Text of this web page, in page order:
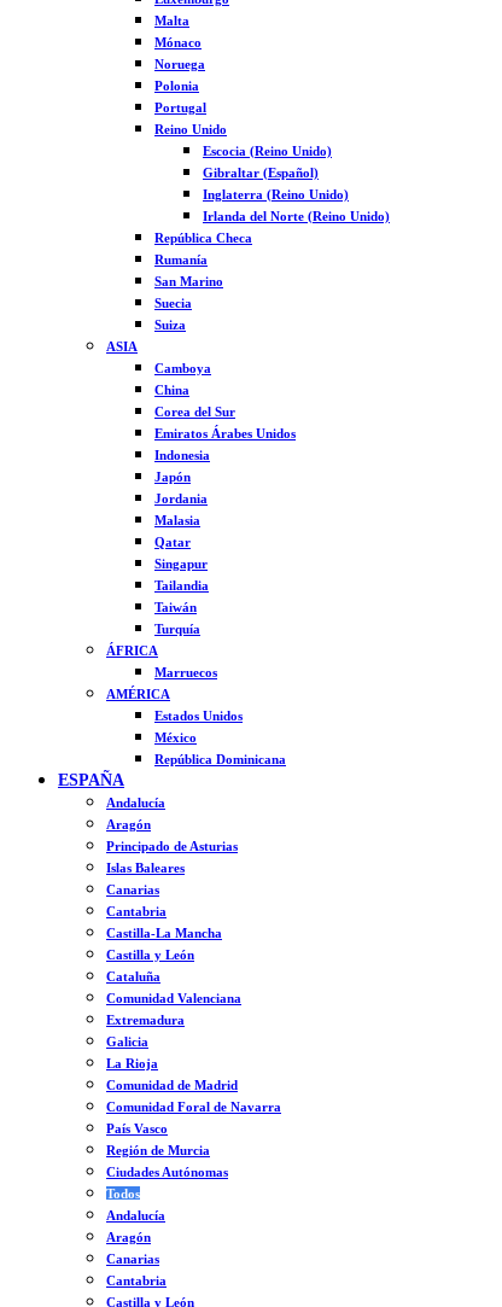
Malta
Mónaco
Noruega
Polonia
Portugal
Reino Unido
Escocia (Reino Unido)
Gibraltar (Español)
Inglaterra (Reino Unido)
Irlanda del Norte (Reino Unido)
República Checa
Rumanía
San Marino
Suecia
Suiza
ASIA
Camboya
China
Corea del Sur
Emiratos Árabes Unidos
Indonesia
Japón
Jordania
Malasia
Qatar
Singapur
Tailandia
Taiwán
Turquía
ÁFRICA
Marruecos
AMÉRICA
Estados Unidos
México
República Dominicana
ESPAÑA
Andalucía
Aragón
Principado de Asturias
Islas Baleares
Canarias
Cantabria
Castilla-La Mancha
Castilla y León
Cataluña
Comunidad Valenciana
Extremadura
Galicia
La Rioja
Comunidad de Madrid
Comunidad Foral de Navarra
País Vasco
Región de Murcia
Ciudades Autónomas
Todos
Andalucía
Aragón
Canarias
Cantabria
Castilla y León